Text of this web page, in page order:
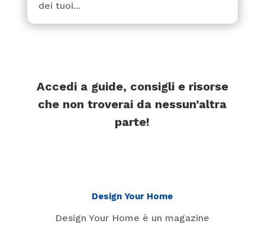
dei tuoi...
Accedi a guide, consigli e risorse
che non troverai da nessun’altra
parte!
Design Your Home
Design Your Home è un magazine